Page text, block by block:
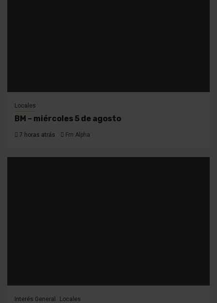
Locales
BM – miércoles 5 de agosto
7 horas atrás Fm Alpha
Interés General Locales